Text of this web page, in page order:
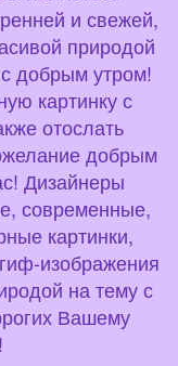
и свежей,
природой
добрым утром!
картинку с
отослать
добрым
Дизайнеры
современные,
картинки,
изображения
на тему с
Вашему